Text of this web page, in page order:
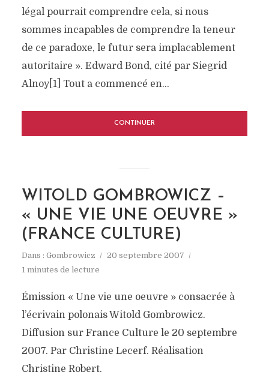
légal pourrait comprendre cela, si nous
sommes incapables de comprendre la teneur
de ce paradoxe, le futur sera implacablement
autoritaire ». Edward Bond, cité par Siegrid
Alnoy[1] Tout a commencé en...
CONTINUER
WITOLD GOMBROWICZ –
« UNE VIE UNE OEUVRE »
(FRANCE CULTURE)
Dans : Gombrowicz
20 septembre 2007
1 minutes de lecture
Émission « Une vie une oeuvre » consacrée à
l’écrivain polonais Witold Gombrowicz.
Diffusion sur France Culture le 20 septembre
2007. Par Christine Lecerf. Réalisation
Christine Robert.